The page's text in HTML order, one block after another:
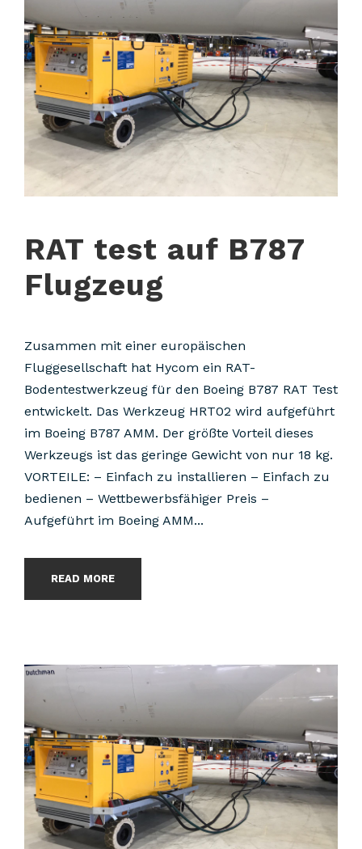
RAT test auf B787
Flugzeug
Zusammen mit einer europäischen
Fluggesellschaft hat Hycom ein RAT-
Bodentestwerkzeug für den Boeing B787 RAT Test
entwickelt. Das Werkzeug HRT02 wird aufgeführt
im Boeing B787 AMM. Der größte Vorteil dieses
Werkzeugs ist das geringe Gewicht von nur 18 kg.
VORTEILE: – Einfach zu installieren – Einfach zu
bedienen – Wettbewerbsfähiger Preis –
Aufgeführt im Boeing AMM...
READ MORE